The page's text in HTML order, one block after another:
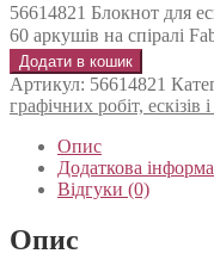
56614821 Блокнот для
60 аркушів на спіралі
Додати в кошик
Артикул: 56614821
графічних робіт, ескізів
Опис
Додаткова
Відгуки (0)
Опис